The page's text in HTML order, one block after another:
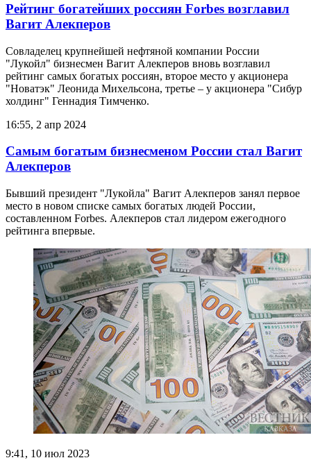
Рейтинг богатейших россиян Forbes возглавил
Вагит Алекперов
Совладелец крупнейшей нефтяной компании России
"Лукойл" бизнесмен Вагит Алекперов вновь возглавил
рейтинг самых богатых россиян, второе место у акционера
"Новатэк" Леонида Михельсона, третье – у акционера "Сибур
холдинг" Геннадия Тимченко.
16:55, 2 апр 2024
Самым богатым бизнесменом России стал Вагит
Алекперов
Бывший президент "Лукойла" Вагит Алекперов занял первое
место в новом списке самых богатых людей России,
составленном Forbes. Алекперов стал лидером ежегодного
рейтинга впервые.
9:41, 10 июл 2023